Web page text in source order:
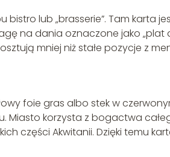
lub „brasserie”. Tam karta
na dania oznaczone jako „plat
mniej niż stałe pozycje z
foie gras albo stek w
Miasto korzysta z bogactwa
części Akwitanii. Dzięki temu